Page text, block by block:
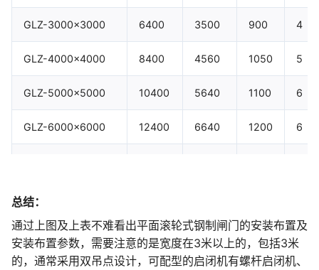
GLZ-3000×3000 6400 3500 900 4
GLZ-4000×4000 8400 4560 1050 5
GLZ-5000×5000 10400 5640 1100 6
GLZ-6000×6000 12400 6640 1200 6
GLZ-8000×8000
GLZ-9000×9000 18500 9800 1600 9
GLZ-10000×10000 20500 10800 1700 10
总结：
通过上图及上表不难看出平面滚轮式钢制闸门的安装布置及
安装布置参数，需要注意的是宽度在3米以上的，包括3米
的，通常采用双吊点设计，可配型的启闭机有螺杆启闭机、